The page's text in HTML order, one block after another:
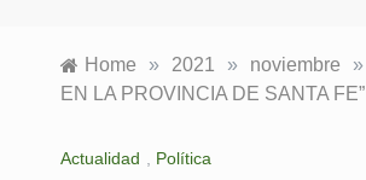
Home » 2021 » noviembre »
EN LA PROVINCIA DE SANTA FE”
Actualidad , Política